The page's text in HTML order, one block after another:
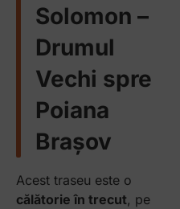
Solomon –
Drumul
Vechi spre
Poiana
Brașov
Acest traseu este o
călătorie în trecut, pe